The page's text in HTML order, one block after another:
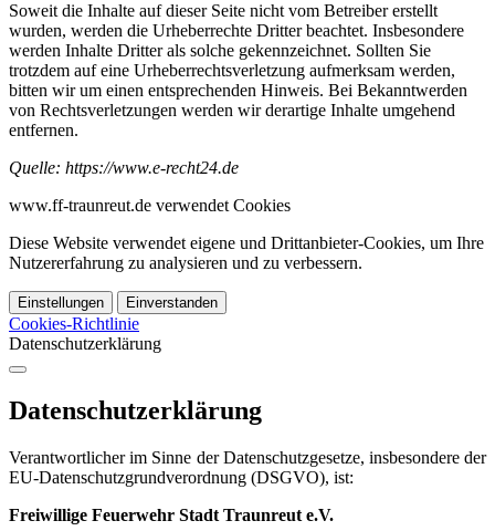
Soweit die Inhalte auf dieser Seite nicht vom Betreiber erstellt
wurden, werden die Urheberrechte Dritter beachtet. Insbesondere
werden Inhalte Dritter als solche gekennzeichnet. Sollten Sie
trotzdem auf eine Urheberrechtsverletzung aufmerksam werden,
bitten wir um einen entsprechenden Hinweis. Bei Bekanntwerden
von Rechtsverletzungen werden wir derartige Inhalte umgehend
entfernen.
Quelle: https://www.e-recht24.de
www.ff-traunreut.de verwendet Cookies
Diese Website verwendet eigene und Drittanbieter-Cookies, um Ihre
Nutzererfahrung zu analysieren und zu verbessern.
Einstellungen Einverstanden
Cookies-Richtlinie
Datenschutzerklärung
Datenschutzerklärung
Verantwortlicher im Sinne der Datenschutzgesetze, insbesondere der
EU-Datenschutzgrundverordnung (DSGVO), ist:
Freiwillige Feuerwehr Stadt Traunreut e.V.